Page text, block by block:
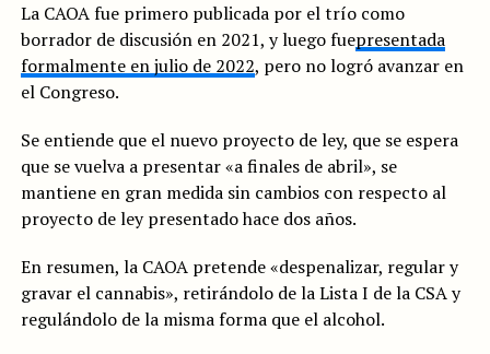
La CAOA fue primero publicada por el trío como
borrador de discusión en 2021, y luego fuepresentada
formalmente en julio de 2022, pero no logró avanzar en
el Congreso.
Se entiende que el nuevo proyecto de ley, que se espera
que se vuelva a presentar «a finales de abril», se
mantiene en gran medida sin cambios con respecto al
proyecto de ley presentado hace dos años.
En resumen, la CAOA pretende «despenalizar, regular y
gravar el cannabis», retirándolo de la Lista I de la CSA y
regulándolo de la misma forma que el alcohol.